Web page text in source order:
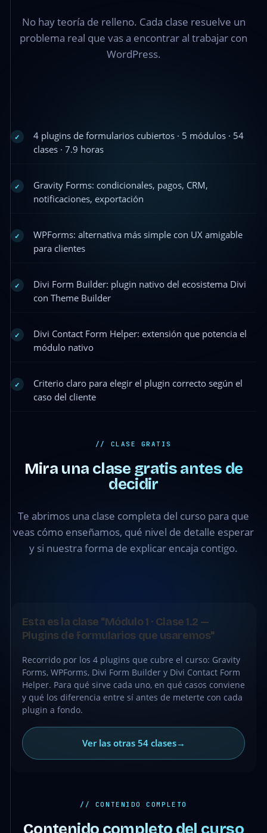
No hay teoría de relleno. Cada clase resuelve un
problema real que vas a encontrar al trabajar con
WordPress.
✓
4 plugins de formularios cubiertos · 5 módulos · 54
clases · 7.9 horas
✓
Gravity Forms: condicionales, pagos, CRM,
notificaciones, exportación
✓
WPForms: alternativa más simple con UX amigable
para clientes
✓
Divi Form Builder: plugin nativo del ecosistema Divi
con Theme Builder
✓
Divi Contact Form Helper: extensión que potencia el
módulo nativo
✓
Criterio claro para elegir el plugin correcto según el
caso del cliente
// CLASE GRATIS
Mira una clase gratis antes de
decidir
Te abrimos una clase completa del curso para que
veas cómo enseñamos, qué nivel de detalle esperar
y si nuestra forma de explicar encaja contigo.
CLASE
GRATIS
Plugins de
formularios
que
Esta es la clase "Módulo 1 · Clase 1.2 —
Plugins de formularios que usaremos"
Recorrido por los 4 plugins que cubre el curso: Gravity
Forms, WPForms, Divi Form Builder y Divi Contact Form
Helper. Para qué sirve cada uno, en qué casos conviene
y qué los diferencia entre sí antes de meterte con cada
plugin a fondo.
Ver las otras 54 clases→
// CONTENIDO COMPLETO
Contenido completo del curso